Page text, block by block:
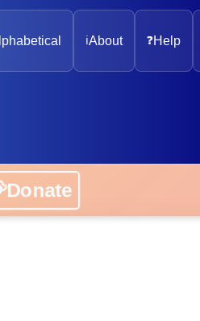
ℹ️About ❓Help
💝Donate